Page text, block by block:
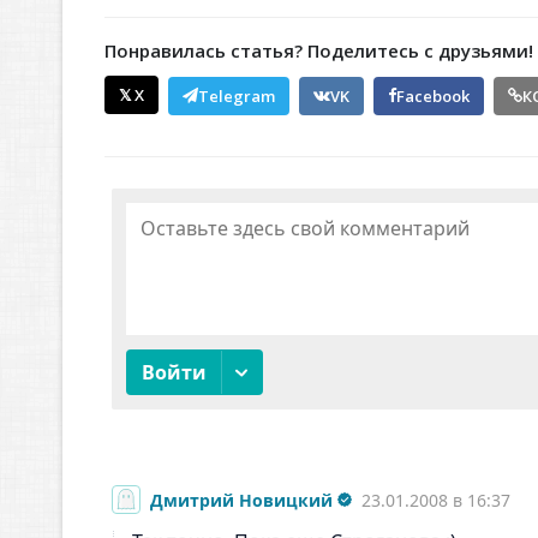
Понравилась статья? Поделитесь с друзьями!
𝕏 X Telegram VK Facebook